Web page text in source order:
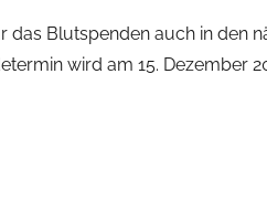
das Blutspenden auch in den
wird am 15. Dezember